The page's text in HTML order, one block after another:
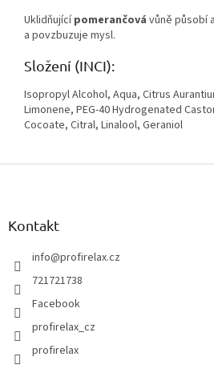
Uklidňující pomerančová vůně působí
a povzbuzuje mysl.
Složení (INCI):
Isopropyl Alcohol, Aqua, Citrus
Limonene, PEG-40 Hydrogenated
Cocoate, Citral, Linalool, Geraniol
Z
Kontakt
info@profirelax.cz
721721738
Facebook
profirelax_cz
profirelax